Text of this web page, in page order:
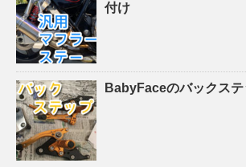
付け
BabyFaceのバックス